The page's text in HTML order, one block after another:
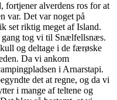
fortjener alverdens ros for at
var. Det var noget på
set riktig meget af Island.
gang tog vi til Snælfellsnæs.
og deltage i de færøske
Da vi ankom
i Arnarstapi.
det at regne, og da vi
i mange af teltene og